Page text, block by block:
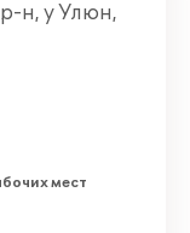
н, у Улюн,
мест